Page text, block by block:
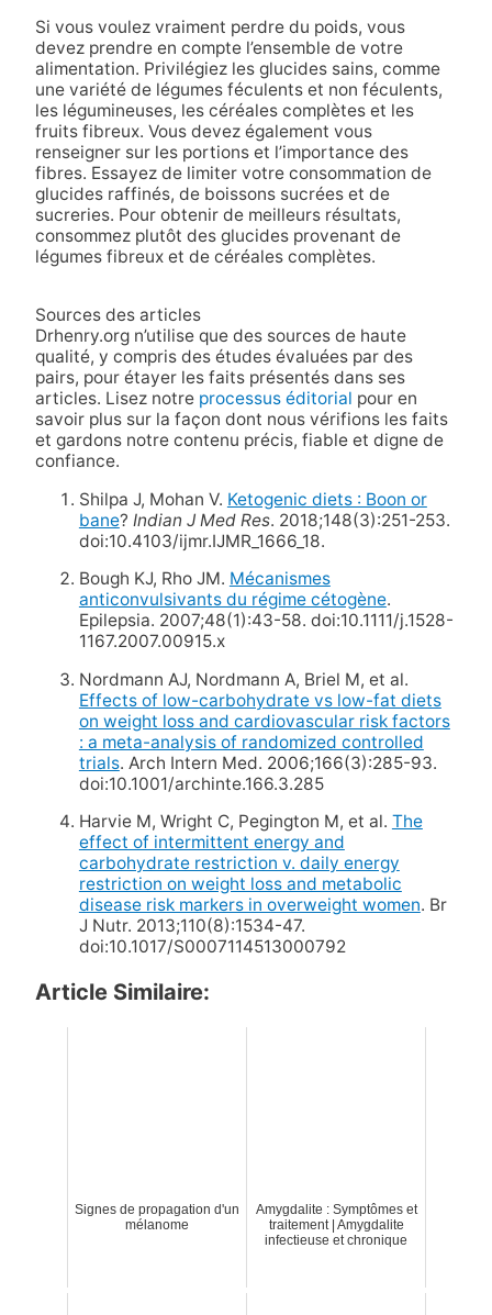
Si vous voulez vraiment perdre du poids, vous
devez prendre en compte l’ensemble de votre
alimentation. Privilégiez les glucides sains, comme
une variété de légumes féculents et non féculents,
les légumineuses, les céréales complètes et les
fruits fibreux. Vous devez également vous
renseigner sur les portions et l’importance des
fibres. Essayez de limiter votre consommation de
glucides raffinés, de boissons sucrées et de
sucreries. Pour obtenir de meilleurs résultats,
consommez plutôt des glucides provenant de
légumes fibreux et de céréales complètes.
Sources des articles
Drhenry.org n’utilise que des sources de haute
qualité, y compris des études évaluées par des
pairs, pour étayer les faits présentés dans ses
articles. Lisez notre processus éditorial pour en
savoir plus sur la façon dont nous vérifions les faits
et gardons notre contenu précis, fiable et digne de
confiance.
Shilpa J, Mohan V. Ketogenic diets : Boon or
bane? Indian J Med Res. 2018;148(3):251-253.
doi:10.4103/ijmr.IJMR_1666_18.
Bough KJ, Rho JM. Mécanismes
anticonvulsivants du régime cétogène.
Epilepsia. 2007;48(1):43-58. doi:10.1111/j.1528-
1167.2007.00915.x
Nordmann AJ, Nordmann A, Briel M, et al.
Effects of low-carbohydrate vs low-fat diets
on weight loss and cardiovascular risk factors
: a meta-analysis of randomized controlled
trials. Arch Intern Med. 2006;166(3):285-93.
doi:10.1001/archinte.166.3.285
Harvie M, Wright C, Pegington M, et al. The
effect of intermittent energy and
carbohydrate restriction v. daily energy
restriction on weight loss and metabolic
disease risk markers in overweight women. Br
J Nutr. 2013;110(8):1534-47.
doi:10.1017/S0007114513000792
Article Similaire:
Signes de propagation d'un
mélanome
Amygdalite : Symptômes et
traitement | Amygdalite
infectieuse et chronique